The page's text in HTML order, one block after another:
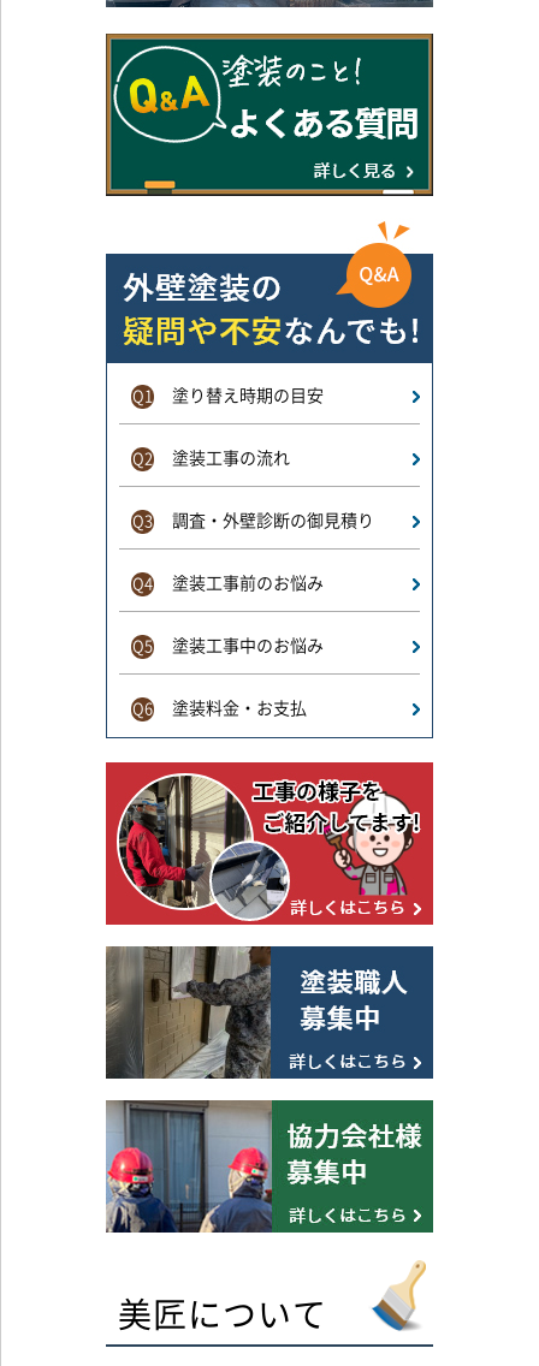
Q1 塗り替え時期の目安
Q2 塗装工事の流れ
Q3 調査・外壁診断の御見積り
Q4 塗装工事前のお悩み
Q5 塗装工事中のお悩み
Q6 塗装料金・お支払
美匠について